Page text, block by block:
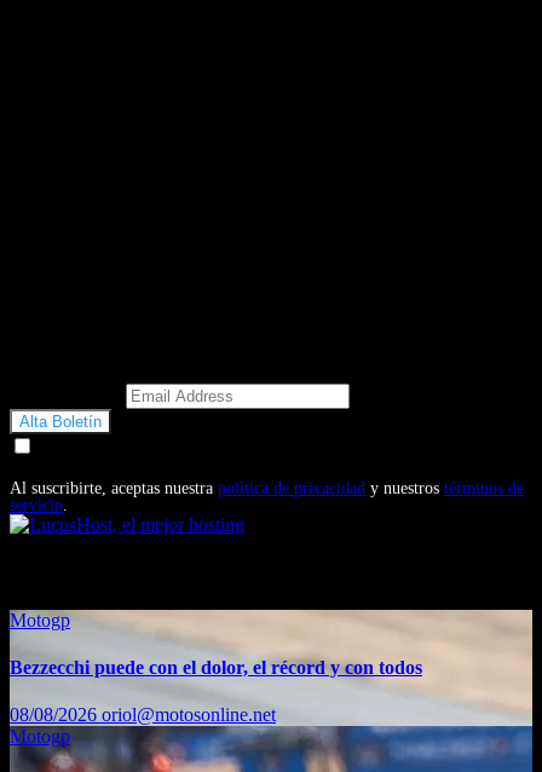
Al suscribirte, aceptas nuestra política de privacidad y nuestros términos de
servicio.
Motogp
Bezzecchi puede con el dolor, el récord y con todos
08/08/2026 oriol@motosonline.net
Motogp